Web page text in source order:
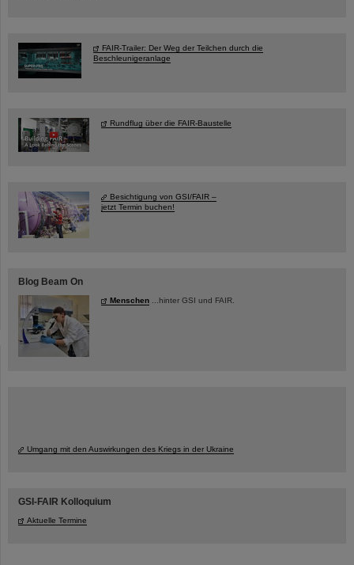
FAIR-Trailer: Der Weg der Teilchen durch die
Beschleunigeranlage
Rundflug über die FAIR-Baustelle
Besichtigung von GSI/FAIR –
jetzt Termin buchen!
Blog Beam On
Menschen ...hinter GSI und FAIR.
Umgang mit den Auswirkungen des Kriegs in der Ukraine
GSI-FAIR Kolloquium
Aktuelle Termine